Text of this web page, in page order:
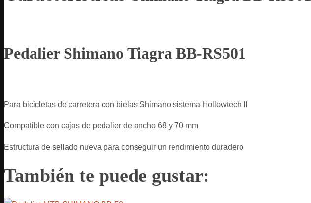
Pedalier Shimano Tiagra BB-RS501
Para bicicletas de carretera con bielas Shimano sistema Hollowtech II
Compatible con cajas de pedalier de ancho 68 y 70 mm
Estructura de sellado nueva para conseguir un rendimiento duradero
También te puede gustar: